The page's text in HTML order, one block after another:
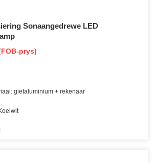
Sonaangedrewe LED
prys)
gietaluminium + rekenaar